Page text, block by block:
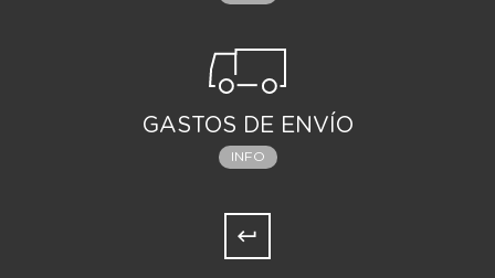
GASTOS DE ENVÍO
INFO